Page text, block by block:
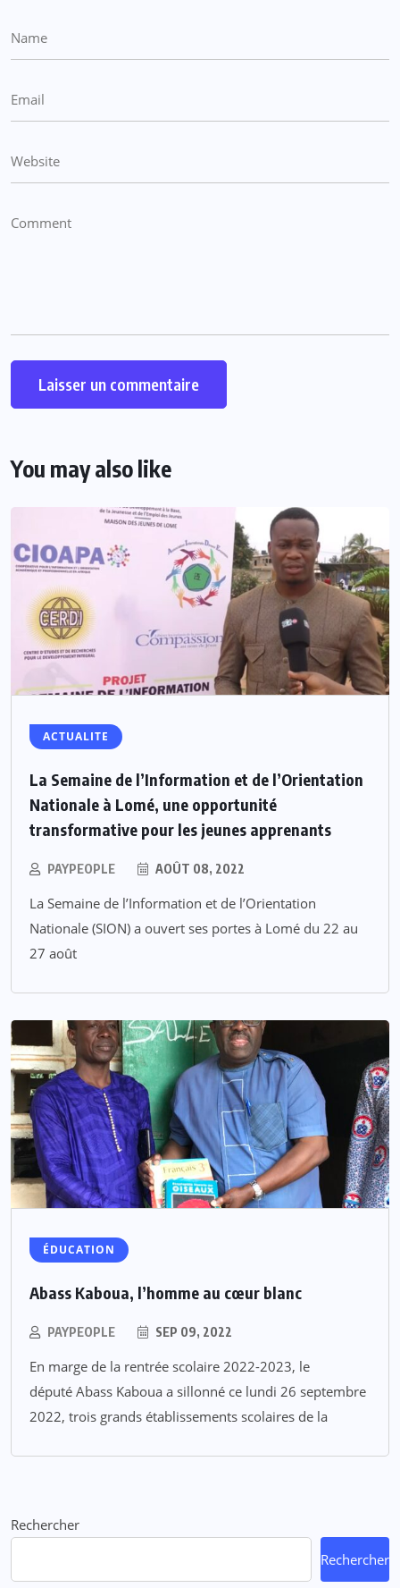
You may also like
ACTUALITE
La Semaine de l’Information et de l’Orientation
Nationale à Lomé, une opportunité
transformative pour les jeunes apprenants
PAYPEOPLE AOÛT 08, 2022
La Semaine de l’Information et de l’Orientation
Nationale (SION) a ouvert ses portes à Lomé du 22 au
27 août
ÉDUCATION
Abass Kaboua, l’homme au cœur blanc
PAYPEOPLE SEP 09, 2022
En marge de la rentrée scolaire 2022-2023, le
député Abass Kaboua a sillonné ce lundi 26 septembre
2022, trois grands établissements scolaires de la
Rechercher
Rechercher